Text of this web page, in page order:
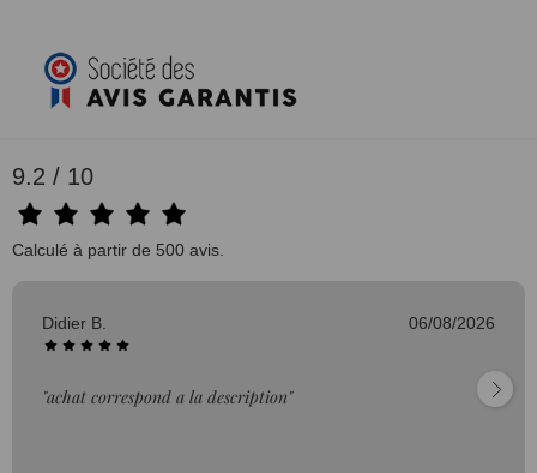
9.2 / 10
Calculé à partir de 500 avis.
Didier B. 06/08/2026
"achat correspond a la description"